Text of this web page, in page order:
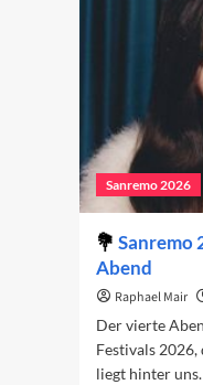
Sanremo 2026
Sanremo
Abend
Raphael Mair
Der vierte
Festivals 2026,
liegt hinter